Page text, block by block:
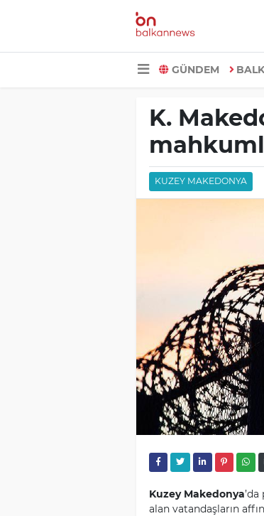
GÜNDEM
K.
KUZEY MAKEDONYA
Kuzey Makedonya
alan vatandaşların